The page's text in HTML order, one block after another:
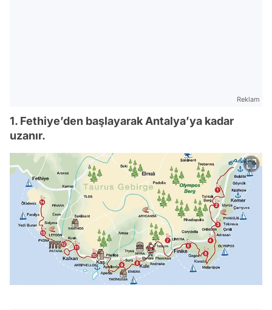
Reklam
1. Fethiye’den başlayarak Antalya’ya kadar
uzanır.